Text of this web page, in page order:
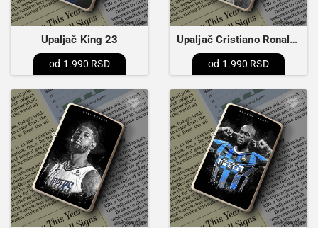
Upaljač King 23
1.990 RSD
Upaljač Cristiano Ronaldo Juventus
1.990 RSD